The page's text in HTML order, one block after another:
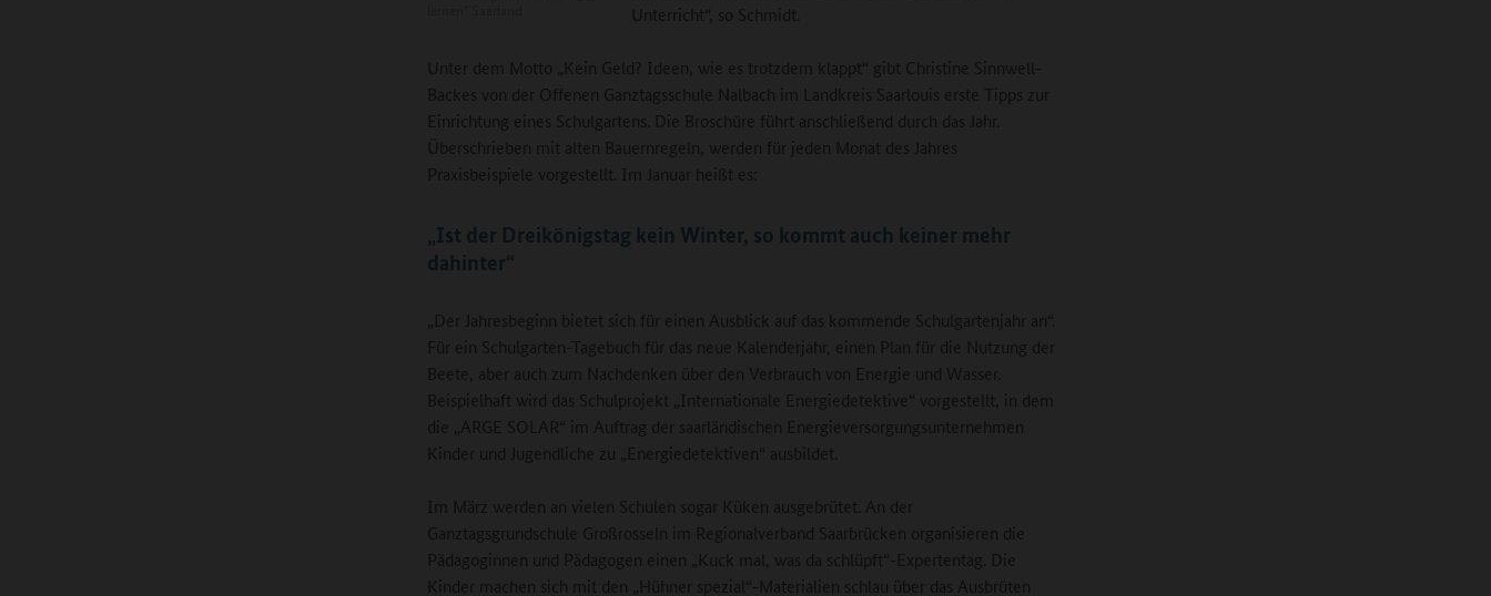
Unterricht“, so Schmidt.
Unter dem Motto „Kein Geld? Ideen, wie es trotzdem klappt“ gibt Christine Sinnwell-
Backes von der Offenen Ganztagsschule Nalbach im Landkreis Saarlouis erste Tipps zur
Einrichtung eines Schulgartens. Die Broschüre führt anschließend durch das Jahr.
Überschrieben mit alten Bauernregeln, werden für jeden Monat des Jahres
Praxisbeispiele vorgestellt. Im Januar heißt es:
„Ist der Dreikönigstag kein Winter, so kommt auch keiner mehr
dahinter“
„Der Jahresbeginn bietet sich für einen Ausblick auf das kommende Schulgartenjahr an“.
Für ein Schulgarten-Tagebuch für das neue Kalenderjahr, einen Plan für die Nutzung der
Beete, aber auch zum Nachdenken über den Verbrauch von Energie und Wasser.
Beispielhaft wird das Schulprojekt „Internationale Energiedetektive“ vorgestellt, in dem
die „ARGE SOLAR“ im Auftrag der saarländischen Energieversorgungsunternehmen
Kinder und Jugendliche zu „Energiedetektiven“ ausbildet.
Im März werden an vielen Schulen sogar Küken ausgebrütet. An der
Ganztagsgrundschule Großrosseln im Regionalverband Saarbrücken organisieren die
Pädagoginnen und Pädagogen einen „Kuck mal, was da schlüpft“-Expertentag. Die
Kinder machen sich mit den „Hühner spezial“-Materialien schlau über das Ausbrüten